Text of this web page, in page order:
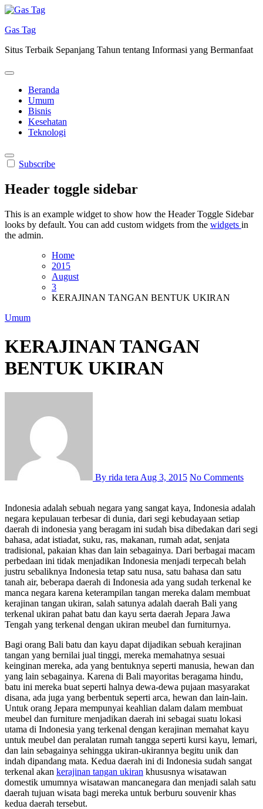
Skip
content
Gas Tag
Situs Terbaik Sepanjang Tahun tentang Informasi yang Bermanfaat
Beranda
Umum
Bisnis
Kesehatan
Teknologi
Subscribe
Header toggle sidebar
This is an example widget to show how the Header Toggle Sidebar
looks by default. You can add custom widgets from the widgets in
the admin.
Home
2015
August
3
KERAJINAN TANGAN BENTUK UKIRAN
Umum
KERAJINAN TANGAN
BENTUK UKIRAN
By rida tera Aug 3, 2015 No Comments
Indonesia adalah sebuah negara yang sangat kaya, Indonesia adalah
negara kepulauan terbesar di dunia, dari segi kebudayaan setiap
daerah di indonesia yang beragam ini sudah bisa dibedakan dari segi
bahasa, adat istiadat, suku, ras, makanan, rumah adat, senjata
tradisional, pakaian khas dan lain sebagainya. Dari berbagai macam
perbedaan ini tidak menjadikan Indonesia menjadi terpecah belah
justru sebaliknya Indonesia tetap satu nusa, satu bahasa dan satu
tanah air, beberapa daerah di Indonesia ada yang sudah terkenal ke
manca negara karena keterampilan tangan mereka dalam membuat
kerajinan tangan ukiran, salah satunya adalah daerah Bali yang
terkenal ukiran pahat batu dan kayu serta daerah Jepara Jawa
Tengah yang terkenal dengan ukiran meubel dan furniturnya.
Bagi orang Bali batu dan kayu dapat dijadikan sebuah kerajinan
tangan yang bernilai jual tinggi, mereka memahatnya sesuai
keinginan mereka, ada yang bentuknya seperti manusia, hewan dan
yang lain sebagainya. Karena di Bali mayoritas beragama hindu,
batu ini mereka buat seperti halnya dewa-dewa pujaan masyarakat
disana, ada juga yang berbentuk seperti arca, hewan dan lain-lain.
Untuk orang Jepara mempunyai keahlian dalam dalam membuat
meubel dan furniture menjadikan daerah ini sebagai suatu lokasi
utama di Indonesia yang terkenal dengan kerajinan memahat kayu
untuk meubel dan peralatan rumah tangga seperti kursi kayu, lemari,
dan lain sebagainya sehingga ukiran-ukirannya begitu unik dan
indah dipandang mata. Kedua daerah ini di Indonesia sudah sangat
terkenal akan kerajinan tangan ukiran khususnya wisatawan
domestik umumnya wisatawan mancanegara dan menjadi salah satu
daerah tujuan wisata bagi mereka untuk berburu souvenir khas
kedua daerah tersebut.